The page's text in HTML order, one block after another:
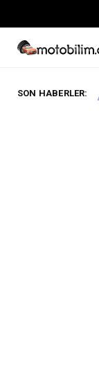
SON HABERLER:
KAMPANYALARI